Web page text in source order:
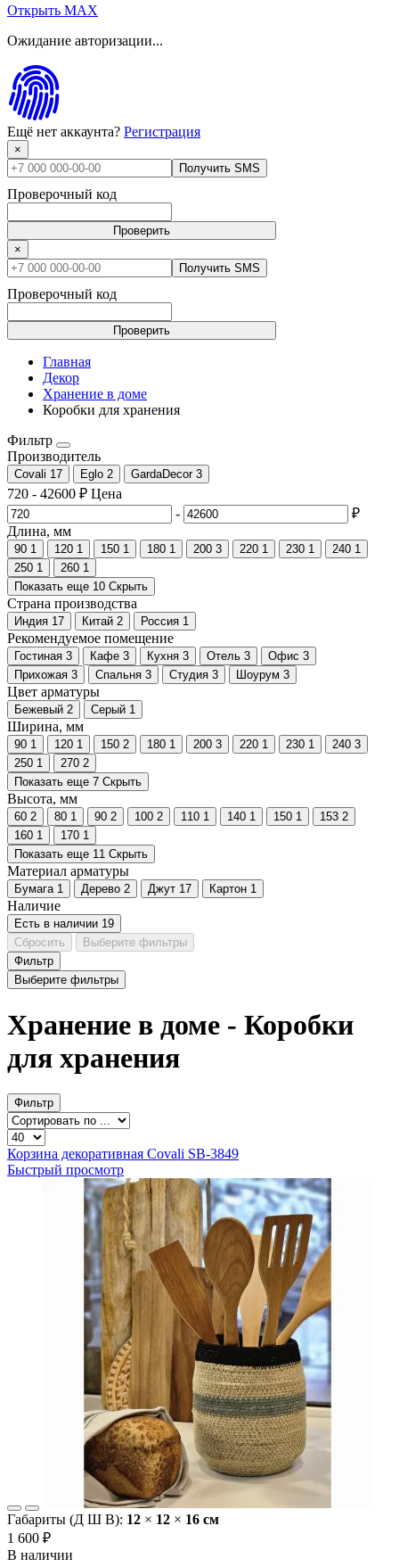
Открыть MAX
Ожидание авторизации...
Ещё нет аккаунта? Регистрация
×
Получить SMS
Проверочный код
Проверить
×
Получить SMS
Проверочный код
Проверить
Главная
Декор
Хранение в доме
Коробки для хранения
Фильтр
Производитель
Covali 17 Eglo 2 GardaDecor 3
720 - 42600 ₽ Цена
-
₽
Длина, мм
90 1 120 1 150 1 180 1 200 3 220 1 230 1 240 1
250 1 260 1
Показать еще 10 Скрыть
Страна производства
Индия 17 Китай 2 Россия 1
Рекомендуемое помещение
Гостиная 3 Кафе 3 Кухня 3 Отель 3 Офис 3
Прихожая 3 Спальня 3 Студия 3 Шоурум 3
Цвет арматуры
Бежевый 2 Серый 1
Ширина, мм
90 1 120 1 150 2 180 1 200 3 220 1 230 1 240 3
250 1 270 2
Показать еще 7 Скрыть
Высота, мм
60 2 80 1 90 2 100 2 110 1 140 1 150 1 153 2
160 1 170 1
Показать еще 11 Скрыть
Материал арматуры
Бумага 1 Дерево 2 Джут 17 Картон 1
Наличие
Есть в наличии 19
Сбросить
Выберите фильтры
Фильтр
Выберите фильтры
Хранение в доме - Коробки
для хранения
Фильтр
Корзина декоративная Covali SB-3849
Быстрый просмотр
Габариты (Д Ш В): 12 × 12 × 16 cм
1 600 ₽
В наличии